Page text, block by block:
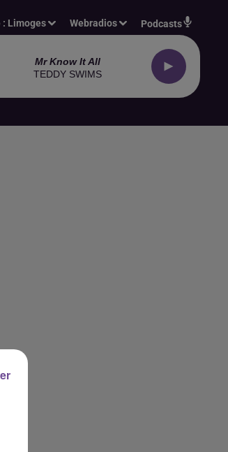
: Limoges Webradios Podcasts
Mr Know It All
TEDDY SWIMS